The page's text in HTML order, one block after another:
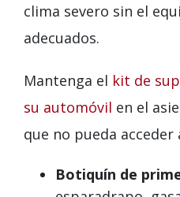
clima severo sin el
adecuados.
Mantenga el kit de
su automóvil en el
que no pueda
Botiquín de